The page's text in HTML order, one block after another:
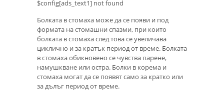
$config[ads_text1] not found
Болката в стомаха може да се появи и под
формата на стомашни спазми, при които
болката в стомаха след това се увеличава
циклично и за кратък период от време. Болката
в стомаха обикновено се чувства парене,
намушкване или остра. Болки в корема и
стомаха могат да се появят само за кратко или
за дълъг период от време.